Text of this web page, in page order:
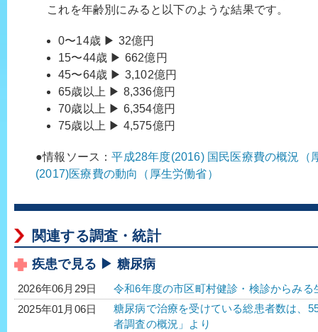
これを年齢別にみると以下のような結果です。
0〜14歳 ▶ 32億円
15〜44歳 ▶ 662億円
45〜64歳 ▶ 3,102億円
65歳以上 ▶ 8,336億円
70歳以上 ▶ 6,354億円
75歳以上 ▶ 4,575億円
●情報ソース：平成28年度(2016) 国民医療費の概況（
(2017)医療費の動向（厚生労働省）
関連する調査・統計
疾患で見る ▶ 糖尿病
2026年06月29日
令和6年度の市区町村健診・検診からみ
2025年01月06日
糖尿病で治療を受けている総患者数は
者調査の概況」より